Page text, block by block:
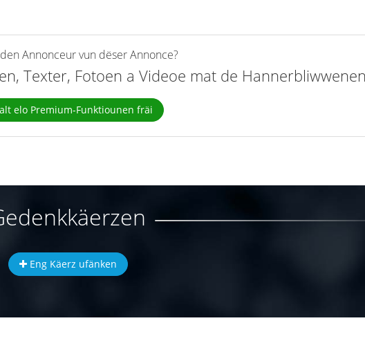
Annonceur vun dëser Annonce?
Texter, Fotoen a Videoe mat de
elo Premium-Funktiounen fräi
Eng Käerz ufänken